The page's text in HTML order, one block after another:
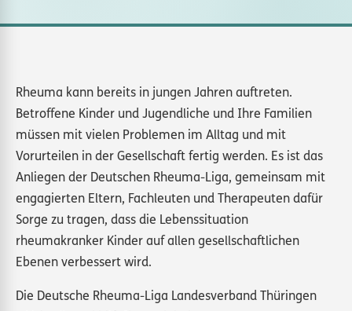
Rheuma kann bereits in jungen Jahren auftreten.
Betroffene Kinder und Jugendliche und Ihre Familien
müssen mit vielen Problemen im Alltag und mit
Vorurteilen in der Gesellschaft fertig werden. Es ist das
Anliegen der Deutschen Rheuma-Liga, gemeinsam mit
engagierten Eltern, Fachleuten und Therapeuten dafür
Sorge zu tragen, dass die Lebenssituation
rheumakranker Kinder auf allen gesellschaftlichen
Ebenen verbessert wird.
Die Deutsche Rheuma-Liga Landesverband Thüringen